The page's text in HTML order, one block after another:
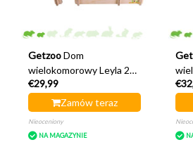
Getzoo Dom
wielokomorowy Leyla 28
cm
€29,99
Zamów teraz
Nieoceniony
NA MAGAZYNIE
cm